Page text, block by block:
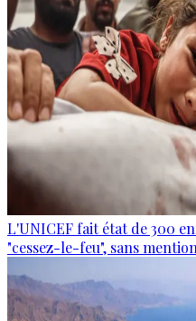
L'UNICEF fait état de 300
"cessez-le-feu", sans